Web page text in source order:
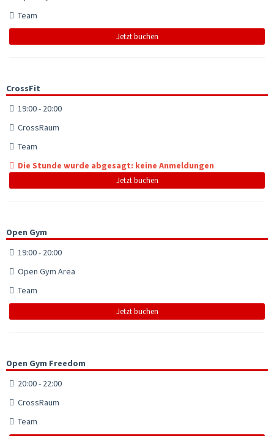
Team
Jetzt buchen
CrossFit
19:00 - 20:00
CrossRaum
Team
Die Stunde wurde abgesagt: keine Anmeldungen
Jetzt buchen
Open Gym
19:00 - 20:00
Open Gym Area
Team
Jetzt buchen
Open Gym Freedom
20:00 - 22:00
CrossRaum
Team